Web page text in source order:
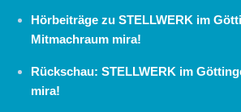
Hörbeiträge zu STELLWERK im
Mitmachraum mira!
Rückschau: STELLWERK im
mira!